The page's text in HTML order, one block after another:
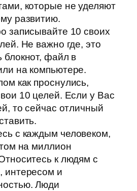
которые не уделяют
развитию.
записывайте 10 своих
Не важно где, это
блокнот, файл в
на компьютере.
как проснулись,
10 целей. Если у Вас
то сейчас отличный
с каждым человеком,
на миллион
к людям с
интересом и
Люди